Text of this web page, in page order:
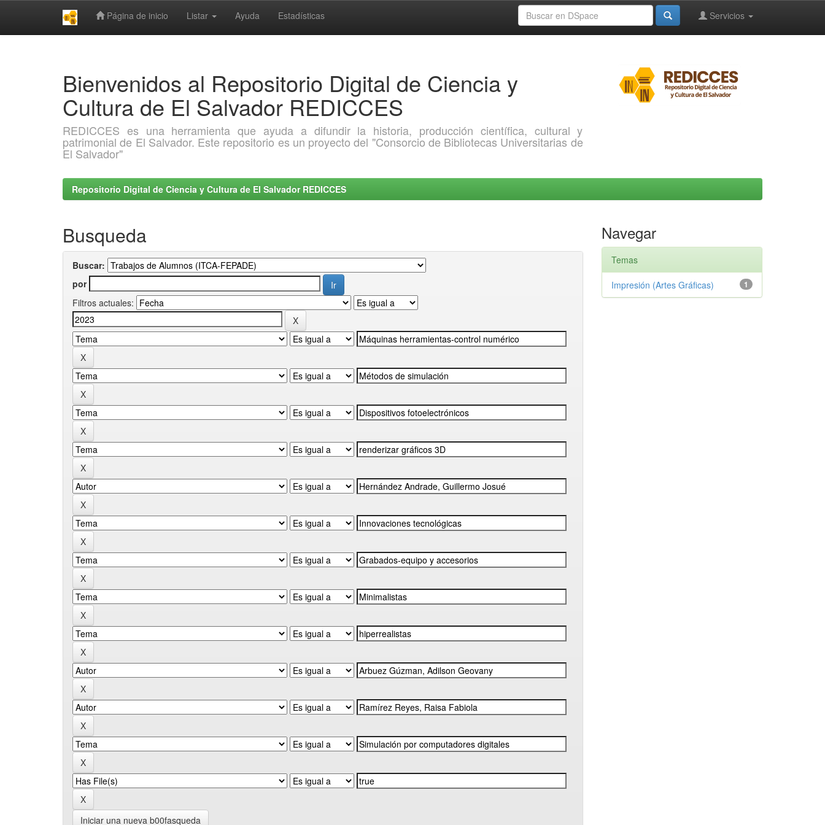
Página de inicio Listar Ayuda Estadísticas Servicios
Bienvenidos al Repositorio Digital de Ciencia y
Cultura de El Salvador REDICCES
REDICCES es una herramienta que ayuda a difundir la historia, producción científica, cultural y
patrimonial de El Salvador. Este repositorio es un proyecto del "Consorcio de Bibliotecas Universitarias de
El Salvador"
Repositorio Digital de Ciencia y Cultura de El Salvador REDICCES
Busqueda
Buscar:
por
Filtros actuales:
Iniciar una nueva b00fasqueda
Navegar
Temas
1
Impresión (Artes Gráficas)